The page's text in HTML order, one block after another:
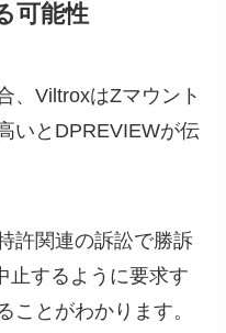
可能性
、ViltroxはZマウント
いとDPREVIEWが伝
許関連の訴訟で勝訴
止するように要求す
ことがわかります。